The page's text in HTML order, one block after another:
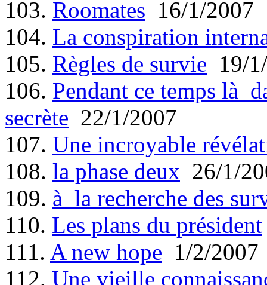
103. Roomates 16/1/2007
104. La conspiration
105. Règles de survie 19/
106. Pendant ce temps là
secrète 22/1/2007
107. Une incroyable
108. la phase deux 26/1/
109. à la recherche des
110. Les plans du président
111. A new hope 1/2/2007
112. Une vieille